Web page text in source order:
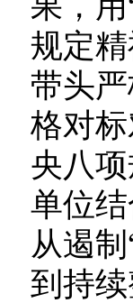
规定
带头
格对
央八
单位
从遏
到持